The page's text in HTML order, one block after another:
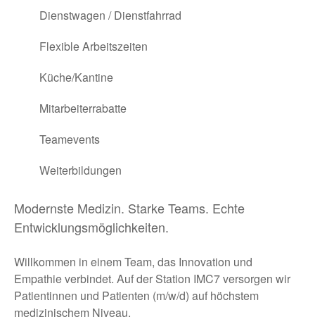
Modernste Medizin. Starke Teams. Echte
Entwicklungsmöglichkeiten.
Willkommen in einem Team, das Innovation und
Empathie verbindet. Auf der Station IMC7 versorgen wir
Patientinnen und Patienten (m/w/d) auf höchstem
medizinischem Niveau.
via WhatsApp teilen
Dienstwagen / Dienstfahrrad
Flexible Arbeitszeiten
Küche/Kantine
Mitarbeiterrabatte
Teamevents
Weiterbildungen